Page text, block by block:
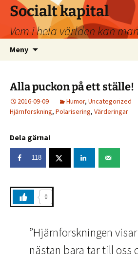
Socialt kapital
Vem i hela världen kan
Meny
Alla puckon på ett ställe!
2016-09-09 Humor, Uncategorized
Hjärnforskning, Polarisering, Värderingar
Dela gärna!
118
0
”Hjärnforskningen
nästan bara tar till oss